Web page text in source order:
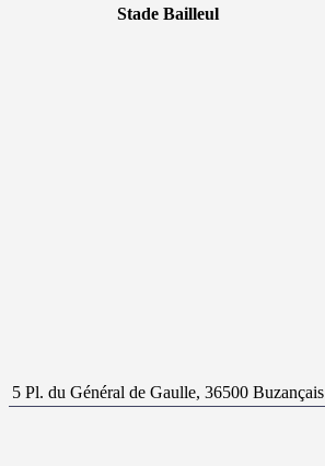
Stade Bailleul
5 Pl. du Général de Gaulle, 36500 Buzançais